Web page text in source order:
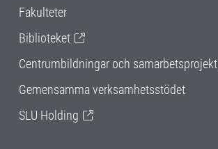
Fakulteter
Biblioteket
Centrumbildningar och samarbetsprojekt
Gemensamma verksamhetsstödet
SLU Holding